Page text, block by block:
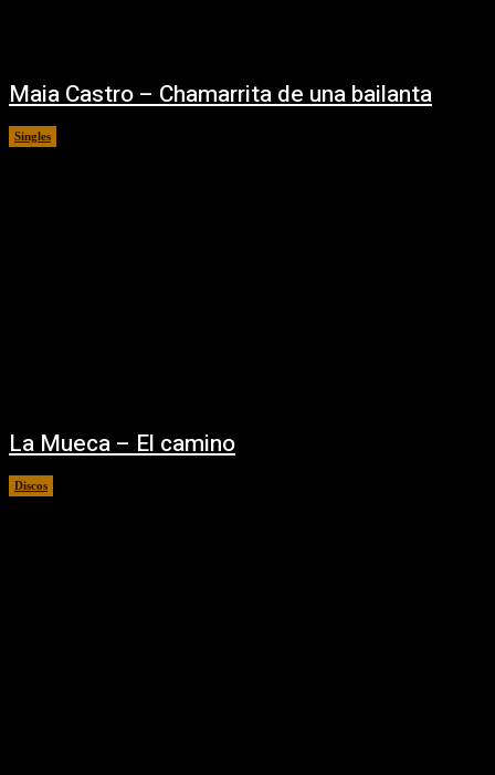
Maia Castro – Chamarrita de una bailanta
Singles
La Mueca – El camino
Discos